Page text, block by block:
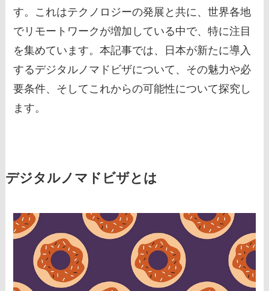
す。これはテクノロジーの発展と共に、世界各地
でリモートワークが増加している中で、特に注目
を集めています。本記事では、日本が新たに導入
するデジタルノマドビザについて、その魅力や必
要条件、そしてこれからの可能性について探究し
ます。
デジタルノマドビザとは